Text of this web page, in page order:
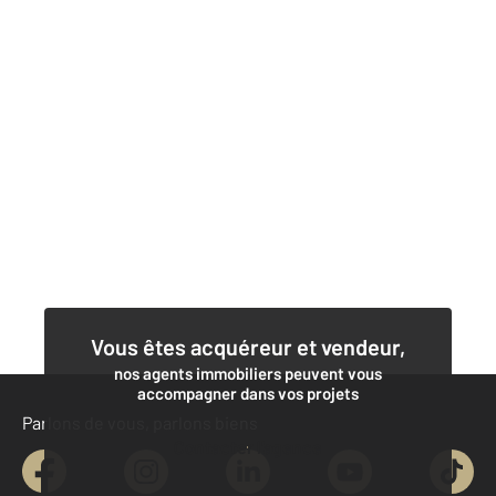
Vous êtes acquéreur et vendeur,
nos agents immobiliers peuvent vous
accompagner dans vos projets
Contacter l'agence
Parlons de vous, parlons biens